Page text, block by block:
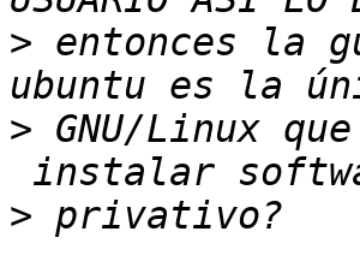
> entonces la
> GNU/Linux
>